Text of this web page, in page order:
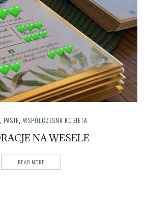
, PASJE, WSPÓŁCZESNA KOBIETA
NA WESELE
READ MORE